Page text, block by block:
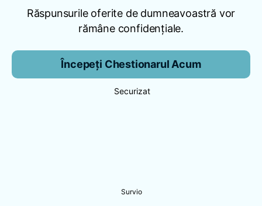
Răspunsurile oferite de dumneavoastră vor
rămâne confidențiale.
Începeți Chestionarul Acum
Securizat
Survio